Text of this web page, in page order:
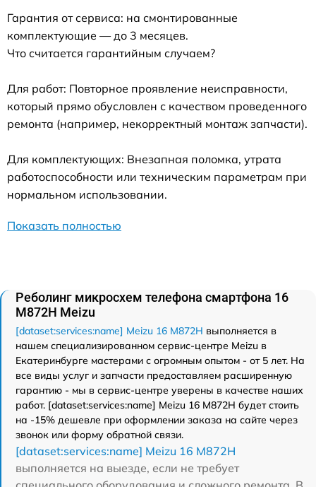
Гарантия от сервиса: на смонтированные
комплектующие — до 3 месяцев.
Что считается гарантийным случаем?
Для работ: Повторное проявление неисправности,
который прямо обусловлен с качеством проведенного
ремонта (например, некорректный монтаж запчасти).
Для комплектующих: Внезапная поломка, утрата
работоспособности или техническим параметрам при
нормальном использовании.
Показать полностью
Реболинг микросхем телефона смартфона 16
M872H Meizu
[dataset:services:name] Meizu 16 M872H выполняется в
нашем специализированном сервис-центре Meizu в
Екатеринбурге мастерами с огромным опытом - от 5 лет. На
все виды услуг и запчасти предоставляем расширенную
гарантию - мы в сервис-центре уверены в качестве наших
работ. [dataset:services:name] Meizu 16 M872H будет стоить
на -15% дешевле при оформлении заказа на сайте через
звонок или форму обратной связи.
[dataset:services:name] Meizu 16 M872H
выполняется на выезде, если не требует